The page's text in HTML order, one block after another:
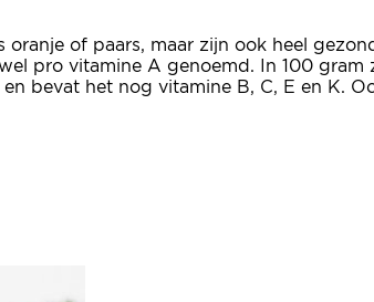
oranje of paars, maar zijn ook heel
pro vitamine A genoemd. In 100 gram
bevat het nog vitamine B, C, E en K.